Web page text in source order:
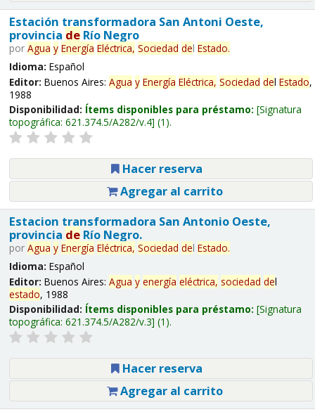
Estación transformadora San Antoni Oeste,
provincia deRío Negro
por Agua y Energía Eléctrica, Sociedad del Estado.
Idioma: Español
Editor: Buenos Aires: Agua y Energía Eléctrica, Sociedad del Estado,
1988
Disponibilidad: Ítems disponibles para préstamo: Signatura
topográfica: 621.374.5/A282/v.4 (1).
Hacer reserva
Agregar al carrito
Estacion transformadora San Antonio Oeste,
provincia deRío Negro.
por Agua y Energía Eléctrica, Sociedad del Estado.
Idioma: Español
Editor: Buenos Aires: Agua y energía eléctrica, sociedad del
estado, 1988
Disponibilidad: Ítems disponibles para préstamo: Signatura
topográfica: 621.374.5/A282/v.3 (1).
Hacer reserva
Agregar al carrito